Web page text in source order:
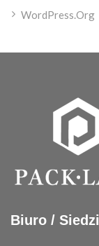
WordPress.org
Biuro /